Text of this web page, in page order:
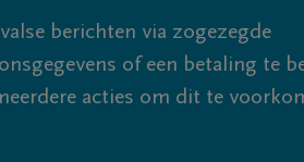
berichten via zogezegde
of een betaling te
acties om dit te